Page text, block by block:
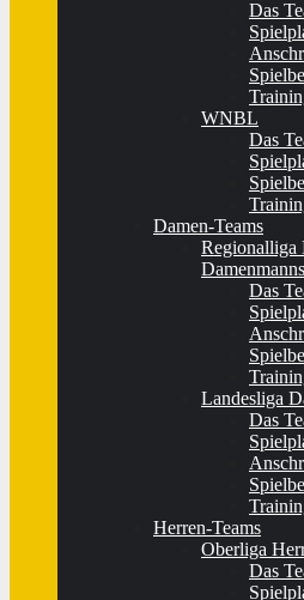
Das
WNBL
Das
Damen-Teams
Regionalliga
Das
Landesliga
Das
Herren-Teams
Oberliga
Das